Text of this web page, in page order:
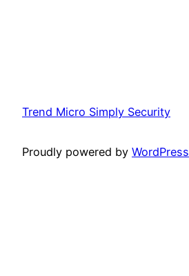
Trend Micro Simply Security
Proudly powered by WordPress